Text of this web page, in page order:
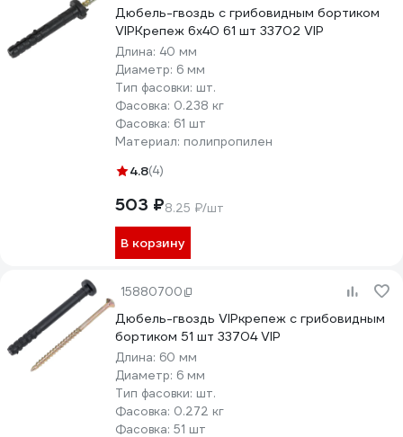
Дюбель-гвоздь с грибовидным бортиком
VIPКрепеж 6х40 61 шт 33702 VIP
Длина: 40 мм
Диаметр: 6 мм
Тип фасовки: шт.
Фасовка: 0.238 кг
Фасовка: 61 шт
Материал: полипропилен
4.8(4)
503 ₽8.25 ₽/шт
В корзину
15880700
Дюбель-гвоздь VIPкрепеж с грибовидным
бортиком 51 шт 33704 VIP
Длина: 60 мм
Диаметр: 6 мм
Тип фасовки: шт.
Фасовка: 0.272 кг
Фасовка: 51 шт